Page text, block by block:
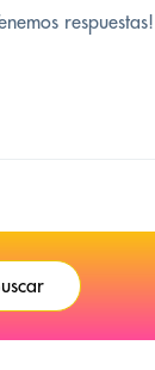
respuestas!